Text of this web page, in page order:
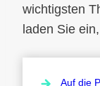
wichtigsten
laden Sie
Auf die